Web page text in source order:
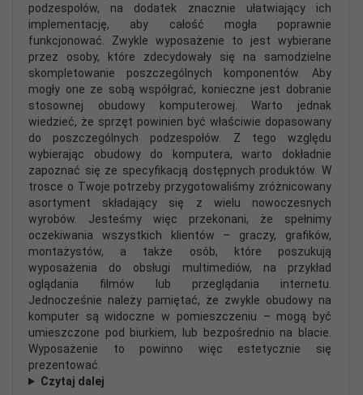
podzespołów, na dodatek znacznie ułatwiający ich
implementację, aby całość mogła poprawnie
funkcjonować. Zwykle wyposażenie to jest wybierane
przez osoby, które zdecydowały się na samodzielne
skompletowanie poszczególnych komponentów. Aby
mogły one ze sobą współgrać, konieczne jest dobranie
stosownej obudowy komputerowej. Warto jednak
wiedzieć, że sprzęt powinien być właściwie dopasowany
do poszczególnych podzespołów. Z tego względu
wybierając obudowy do komputera, warto dokładnie
zapoznać się ze specyfikacją dostępnych produktów. W
trosce o Twoje potrzeby przygotowaliśmy zróżnicowany
asortyment składający się z wielu nowoczesnych
wyrobów. Jesteśmy więc przekonani, że spełnimy
oczekiwania wszystkich klientów – graczy, grafików,
montażystów, a także osób, które poszukują
wyposażenia do obsługi multimediów, na przykład
oglądania filmów lub przeglądania internetu.
Jednocześnie należy pamiętać, że zwykle obudowy na
komputer są widoczne w pomieszczeniu – mogą być
umieszczone pod biurkiem, lub bezpośrednio na blacie.
Wyposażenie to powinno więc estetycznie się
prezentować.
Czytaj dalej